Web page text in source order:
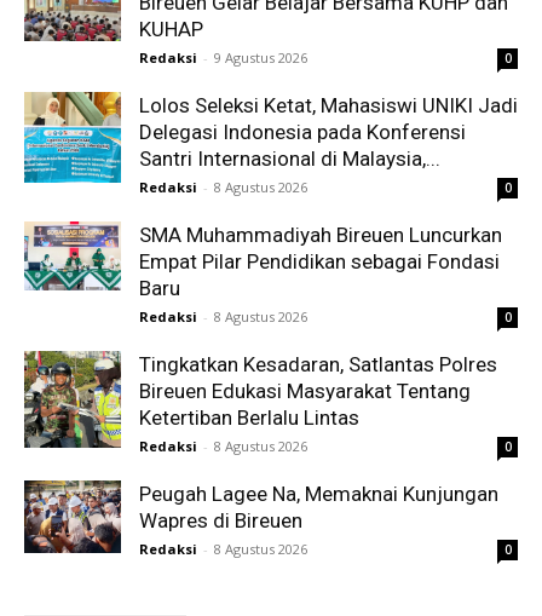
KUHAP
Redaksi - 9 Agustus 2026 0
Lolos Seleksi Ketat, Mahasiswi UNIKI Jadi
Delegasi Indonesia pada Konferensi
Santri Internasional di Malaysia,...
Redaksi - 8 Agustus 2026 0
SMA Muhammadiyah Bireuen Luncurkan
Empat Pilar Pendidikan sebagai Fondasi
Baru
Redaksi - 8 Agustus 2026 0
Tingkatkan Kesadaran, Satlantas Polres
Bireuen Edukasi Masyarakat Tentang
Ketertiban Berlalu Lintas
Redaksi - 8 Agustus 2026 0
Peugah Lagee Na, Memaknai Kunjungan
Wapres di Bireuen
Redaksi - 8 Agustus 2026 0